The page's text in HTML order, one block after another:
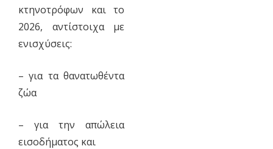
κτηνοτρόφων και το
2026, αντίστοιχα με
ενισχύσεις:
– για τα θανατωθέντα
ζώα
– για την απώλεια
εισοδήματος και